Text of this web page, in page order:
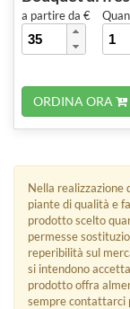
a partire da €
ORDINA ORA
Nella realizzazione
piante di qualità e
prodotto scelto
permesse
reperibilità sul
si intendono
prodotto offra
sempre contattarci